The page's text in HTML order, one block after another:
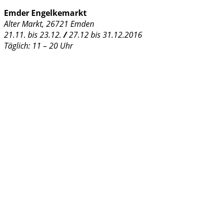
Emder Engelkemarkt
Alter Markt, 26721 Emden
21.11. bis 23.12./27.12 bis 31.12.2016
Täglich: 11 – 20 Uhr